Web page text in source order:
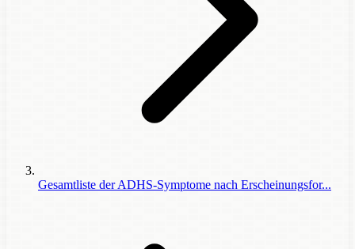
Gesamtliste der ADHS-Symptome nach Erscheinungsfor...